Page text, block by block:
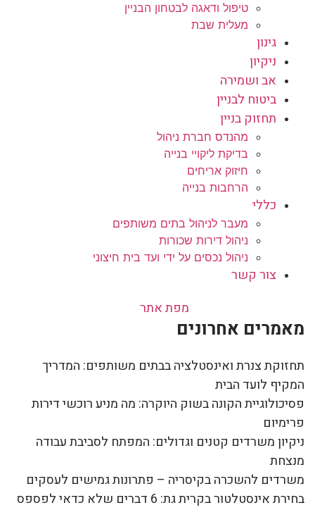
טיפול ודאגה לבטחון הבניין
מעלית שבת
גינון
ניקיון
אב ושמירה
ביטוח לבניין
תחזוק בניין
מהנדס חברת ניהול
בדיקת ליקויי בנייה
חיזוק אריחים
הרחבות בנייה
כללי
מעבר לניהול בתים משותפים
ניהול דירות שכורות
ניהול נכסים על ידי ועד בית חיצוני
צור קשר
מפת אתר
מאמרים אחרונים
תחזוקת צנרת ואינסטלציה בבתים משותפים: המדריך
המקיף לועד הבית
פסיכולוגיית הקונה בשוק היוקרה: מה מניע רוכשי דירות
פרימיום
ניקיון משרדים קטנים וגדולים: המפתח לסביבת עבודה
מנצחת
משרדים להשכרה בקיסריה – פתרונות גמישים לעסקים
בחירת אינסטלטור בקרית גת: 6 דברים שלא כדאי לפספס